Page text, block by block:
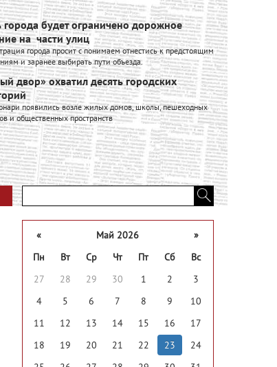
будет ограничено дорожное
на части улиц
города просит с понимаем отнестись к предстоящим
и заранее выбирать пути объезда.
двор» охватил десять городских
появились возле жилых домов, школы, пешеходных
и общественных пространств
« Май 2026
»
Пн
Вт Ср Чт Пт Сб
Вс
27
28 29 30 1 2
3
4
5 6 7 8 9
10
11
12 13 14 15 16
17
18
19 20 21 22 23
24